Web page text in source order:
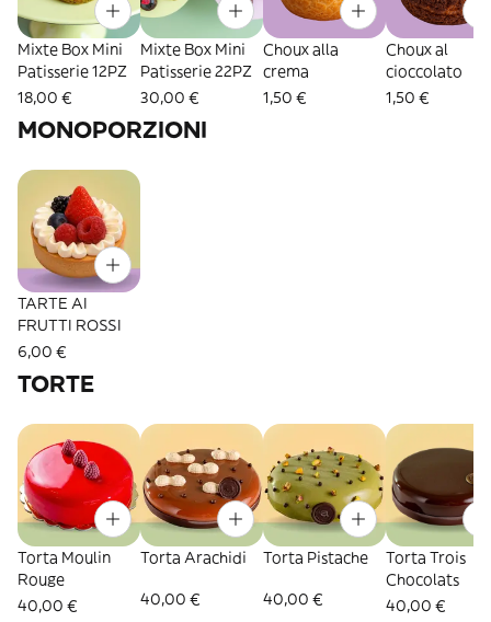
Mixte Box Mini
Patisserie 12PZ
18,00 €
Mixte Box Mini
Patisserie 22PZ
30,00 €
Choux alla
crema
1,50 €
Choux al
cioccolato
1,50 €
MONOPORZIONI
TARTE AI
FRUTTI ROSSI
6,00 €
TORTE
Torta Moulin
Rouge
40,00 €
Torta Arachidi
40,00 €
Torta Pistache
40,00 €
Torta Trois
Chocolats
40,00 €